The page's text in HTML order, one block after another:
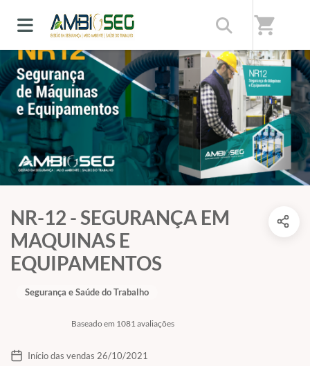
shopping_cart
NR-12 - SEGURANÇA EM
MAQUINAS E
EQUIPAMENTOS
Baseado em 1081 avaliações
Segurança e Saúde do Trabalho
Início das vendas 26/10/2021